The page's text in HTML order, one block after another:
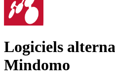
Logiciels
Mindomo